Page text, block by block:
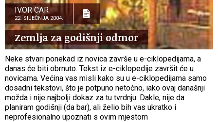
IVOR CAR
22. SIJEČNJA 2004.
Zemlja za godišnji odmor
Neke stvari ponekad iz novica završe u e-ciklopedijama, a
danas će biti obrnuto. Tekst iz e-ciklopedije završit će u
novicama. Većina vas misli kako su u e-ciklopedijama samo
dosadni tekstovi, što je potpuno netočno, iako ovaj današnji
možda i nije najbolji dokaz za tu tvrdnju. Dakle, nije da
planiram godišnji (da bar), ali želio bih vas ukratko i
neprofesionalno upoznati s ovim mjestom